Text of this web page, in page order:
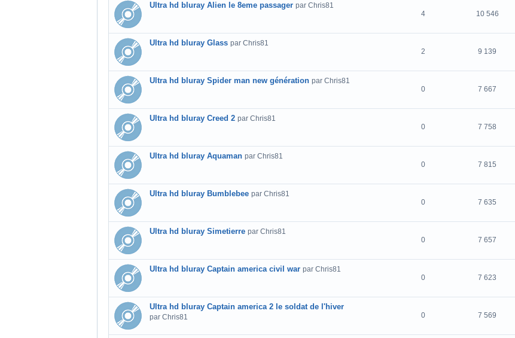
Ultra hd bluray Alien le 8eme passager par Chris81
4
10 546
Ultra hd bluray Glass par Chris81
2
9 139
Ultra hd bluray Spider man new génération par Chris81
0
7 667
Ultra hd bluray Creed 2 par Chris81
0
7 758
Ultra hd bluray Aquaman par Chris81
0
7 815
Ultra hd bluray Bumblebee par Chris81
0
7 635
Ultra hd bluray Simetierre par Chris81
0
7 657
Ultra hd bluray Captain america civil war par Chris81
0
7 623
Ultra hd bluray Captain america 2 le soldat de l'hiver
par Chris81 0 7 569